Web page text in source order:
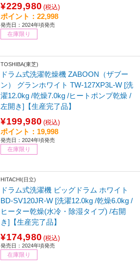
¥229,980 (税込)
ポイント：22,998
発売日：2024年頃発売
在庫限り
TOSHIBA(東芝)
ドラム式洗濯乾燥機 ZABOON（ザブー
ン） グランホワイト TW-127XP3L-W [洗
濯12.0kg /乾燥7.0kg /ヒートポンプ乾燥 /
左開き]【生産完了品】
¥199,980 (税込)
ポイント：19,998
発売日：2024年頃発売
在庫限り
HITACHI(日立)
ドラム式洗濯機 ビッグドラム ホワイト
BD-SV120JR-W [洗濯12.0kg /乾燥6.0kg /
ヒーター乾燥(水冷・除湿タイプ) /右開
き]【生産完了品】
¥174,980 (税込)
発売日：2024年頃発売
在庫限り